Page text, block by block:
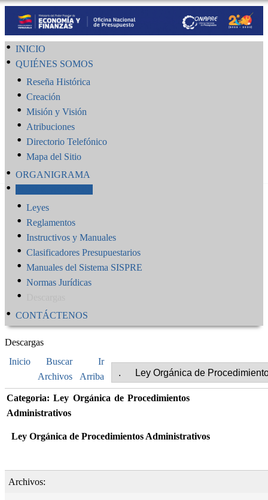
INICIO
QUIÉNES SOMOS
Reseña Histórica
Creación
Misión y Visión
Atribuciones
Directorio Telefónico
Mapa del Sitio
ORGANIGRAMA
Leyes
Reglamentos
Instructivos y Manuales
Clasificadores Presupuestarios
Manuales del Sistema SISPRE
Normas Jurídicas
CONTÁCTENOS
Descargas
Inicio
Buscar
Archivos
Ir
Arriba
Categoria: Ley Orgánica de Procedimientos
Administrativos
Ley Orgánica de Procedimientos Administrativos
Archivos: